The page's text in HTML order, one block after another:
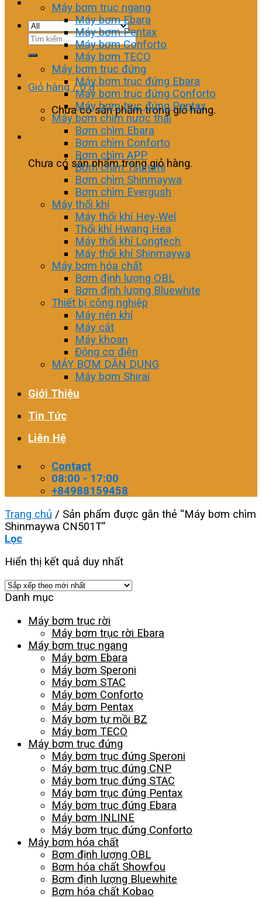
Tìm
Giỏ hàng /0₫
Chưa có sản phẩm trong giỏ hàng.
Giỏ hàng
Chưa có sản phẩm trong giỏ hàng.
Máy bơm trục ngang
Máy bơm Ebara
Máy bơm Pentax
Máy bơm Conforto
Máy bơm TECO
Máy bơm trục đứng
Máy bơm trục đứng Ebara
Máy bơm trục đứng Conforto
Máy bơm trục đứng Pentax
Máy bơm chìm nước thải
Bơm chìm Ebara
Bơm chìm Conforto
Bơm chìm APP
Bơm chìm Tsurumi
Bơm chìm Shinmaywa
Bơm chìm Evergush
Máy thổi khí
Máy thổi khí Hey-Wel
Thổi khí Hwang Hea
Máy thổi khí Longtech
Máy thổi khí Shinmaywa
Máy bơm hóa chất
Bơm định lượng OBL
Bơm định lượng Bluewhite
Thiết bị công nghiệp
Máy nén khí
Máy cắt
Máy khoan
Động cơ điện
MÁY BƠM DÂN DỤNG
Máy bơm Shirai
Giới Thiệu
Tin Tức
Liên Hệ
Contact
08:00 - 17:00
+84988159458
Trang chủ / Sản phẩm được gắn thẻ “Máy bơm chìm
Shinmaywa CN501T”
Lọc
Hiển thị kết quả duy nhất
Danh mục
Máy bơm trục rời
Máy bơm trục rời Ebara
Máy bơm trục ngang
Máy bơm Ebara
Máy bơm Speroni
Máy bơm STAC
Máy bơm Conforto
Máy bơm Pentax
Máy bơm tự mồi BZ
Máy bơm TECO
Máy bơm trục đứng
Máy bơm trục đứng Speroni
Máy bơm trục đứng CNP
Máy bơm trục đứng STAC
Máy bơm trục đứng Pentax
Máy bơm trục đứng Ebara
Máy bơm INLINE
Máy bơm trục đứng Conforto
Máy bơm hóa chất
Bơm định lượng OBL
Bơm hóa chất Showfou
Bơm định lượng Bluewhite
Bơm hóa chất Kobao